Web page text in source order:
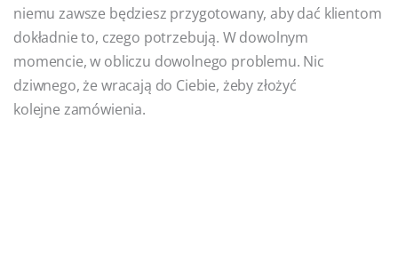
niemu zawsze będziesz przygotowany, aby dać klientom
dokładnie to, czego potrzebują. W dowolnym
momencie, w obliczu dowolnego problemu. Nic
dziwnego, że wracają do Ciebie, żeby złożyć
kolejne zamówienia.